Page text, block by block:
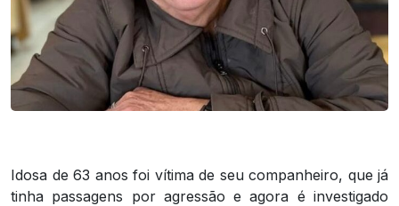
Idosa de 63 anos foi vítima de seu companheiro, que já
tinha passagens por agressão e agora é investigado